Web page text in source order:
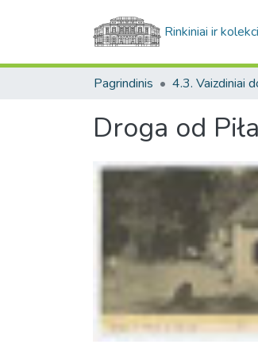
Rinkiniai ir
Pagrindinis
Droga od